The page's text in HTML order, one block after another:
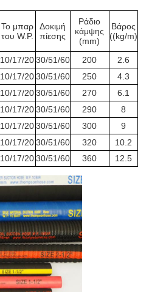
Το μπαρ
του W.P.
Δοκιμή
πίεσης
Ράδιο
κάμψης
(mm)
Βάρος
((kg/m)
10/17/2030/51/60 200
2.6
10/17/2030/51/60 250
4.3
10/17/2030/51/60 270
6.1
10/17/2030/51/60 290
8
10/17/2030/51/60 300
9
10/17/2030/51/60 320
10.2
10/17/2030/51/60 360 12.5